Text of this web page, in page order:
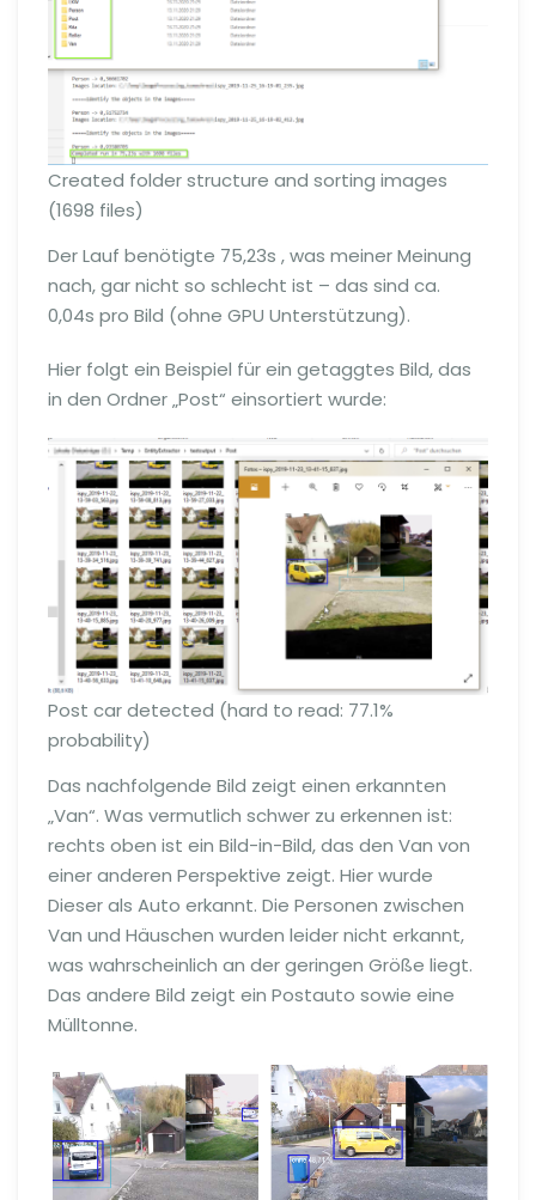
Created folder structure and sorting images
(1698 files)
Der Lauf benötigte 75,23s , was meiner Meinung
nach, gar nicht so schlecht ist – das sind ca.
0,04s pro Bild (ohne GPU Unterstützung).
Hier folgt ein Beispiel für ein getaggtes Bild, das
in den Ordner „Post“ einsortiert wurde:
Post car detected (hard to read: 77.1%
probability)
Das nachfolgende Bild zeigt einen erkannten
„Van“. Was vermutlich schwer zu erkennen ist:
rechts oben ist ein Bild-in-Bild, das den Van von
einer anderen Perspektive zeigt. Hier wurde
Dieser als Auto erkannt. Die Personen zwischen
Van und Häuschen wurden leider nicht erkannt,
was wahrscheinlich an der geringen Größe liegt.
Das andere Bild zeigt ein Postauto sowie eine
Mülltonne.